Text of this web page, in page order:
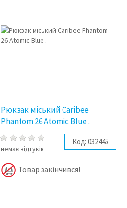
Рюкзак міський Caribee
Phantom 26 Atomic Blue .
немає відгуків
Код: 032445
Товар закінчився!